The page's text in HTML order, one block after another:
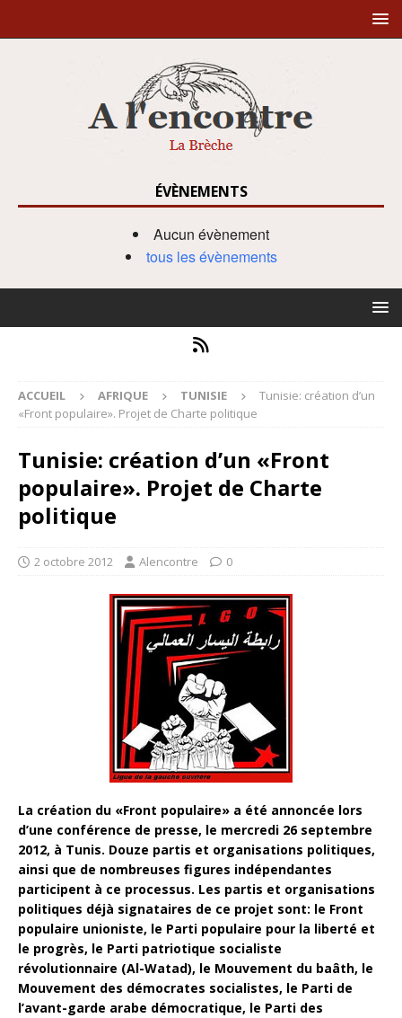
ÉVÈNEMENTS
Aucun évènement
tous les évènements
ACCUEIL AFRIQUE TUNISIE
Tunisie: création d’un
«Front populaire». Projet de Charte politique
Tunisie: création d’un «Front
populaire». Projet de Charte
politique
2 octobre 2012 Alencontre 0
La création du «Front populaire» a été annoncée lors
d’une conférence de presse, le mercredi 26 septembre
2012, à Tunis. Douze partis et organisations politiques,
ainsi que de nombreuses figures indépendantes
participent à ce processus. Les partis et organisations
politiques déjà signataires de ce projet sont: le Front
populaire unioniste, le Parti populaire pour la liberté et
le progrès, le Parti patriotique socialiste
révolutionnaire (Al-Watad), le Mouvement du baâth, le
Mouvement des démocrates socialistes, le Parti de
l’avant-garde arabe démocratique, le Parti des